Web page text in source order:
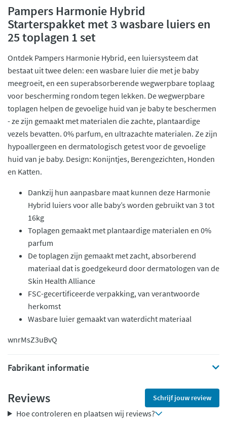
Pampers Harmonie Hybrid
Starterspakket met 3 wasbare luiers en
25 toplagen 1 set
Ontdek Pampers Harmonie Hybrid, een luiersysteem dat
bestaat uit twee delen: een wasbare luier die met je baby
meegroeit, en een superabsorberende wegwerpbare toplaag
voor bescherming rondom tegen lekken. De wegwerpbare
toplagen helpen de gevoelige huid van je baby te beschermen
- ze zijn gemaakt met materialen die zachte, plantaardige
vezels bevatten. 0% parfum, en ultrazachte materialen. Ze zijn
hypoallergeen en dermatologisch getest voor de gevoelige
huid van je baby. Design: Konijntjes, Berengezichten, Honden
en Katten.
Dankzij hun aanpasbare maat kunnen deze Harmonie
Hybrid luiers voor alle baby’s worden gebruikt van 3 tot
16kg
Toplagen gemaakt met plantaardige materialen en 0%
parfum
De toplagen zijn gemaakt met zacht, absorberend
materiaal dat is goedgekeurd door dermatologen van de
Skin Health Alliance
FSC-gecertificeerde verpakking, van verantwoorde
herkomst
Wasbare luier gemaakt van waterdicht materiaal
wnrMsZ3uBvQ
Fabrikant informatie
Reviews Schrijf jouw review
Hoe controleren en plaatsen wij reviews?